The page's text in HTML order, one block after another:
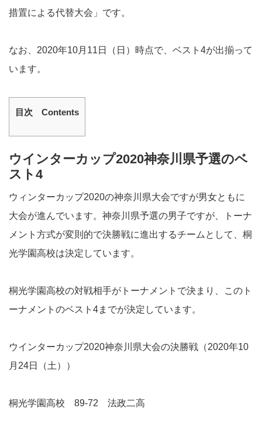
措置による代替大会」です。
なお、2020年10月11日（日）時点で、ベスト4が出揃って
います。
目次 Contents
ウインターカップ2020神奈川県予選のベ
スト4
ウィンターカップ2020の神奈川県大会ですが男女ともに
大会が進んでいます。神奈川県予選の男子ですが、トーナ
メント方式が変則的で決勝戦に進出するチームとして、桐
光学園高校は決定しています。
桐光学園高校の対戦相手がトーナメントで決まり、このト
ーナメントのベスト4までが決定しています。
ウインターカップ2020神奈川県大会の決勝戦（2020年10
月24日（土））
桐光学園高校 89-72 法政二高